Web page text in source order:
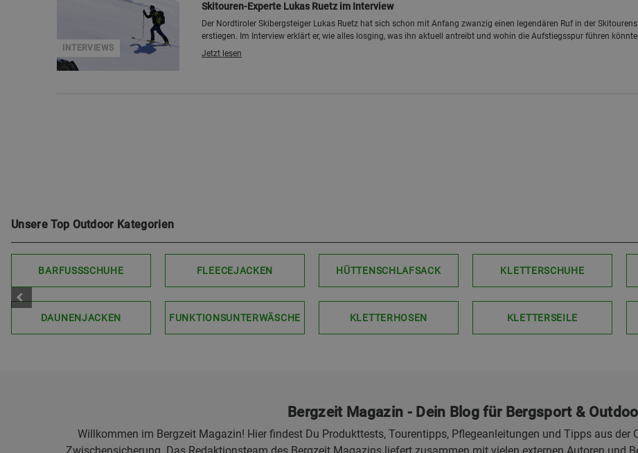
INTERVIEWS
Skitouren-Experte Lukas Ruetz im Interview
Der Nordtiroler Skibergsteiger Lukas Ruetz hat sich schon mit Anfang zwanzig einen legendären Ruf in der
erstiegen. Im Interview erklärt er, wie alles losging, was ihn aktuell antreibt und wohin die Aufstiegsspur führen könnte.
Jetzt lesen
Unsere Top Outdoor Kategorien
BARFUSSSCHUHE
DAUNENJACKEN
FLEECEJACKEN
FUNKTIONSUNTERWÄSCHE
HÜTTENSCHLAFSACK
KLETTERHOSEN
KLETTERSCHUHE
KLETTERSEILE
Bergzeit Magazin - Dein Blog für Bergsport &
Willkommen im Bergzeit Magazin! Hier findest Du Produkttests, Tourentipps, Pflegeanleitungen und Tipps aus der